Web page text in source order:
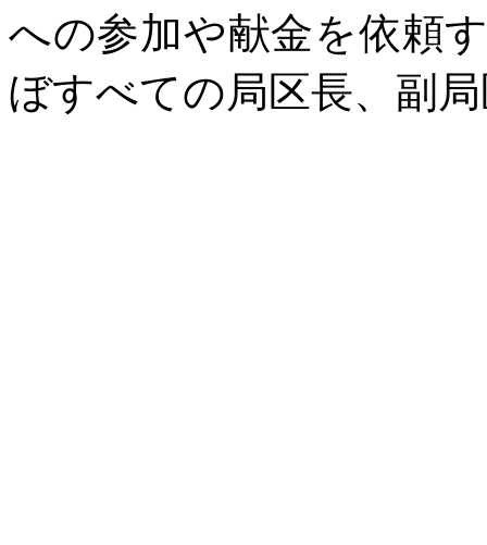
への参加や献金を依頼
ぼすべての局区長、副